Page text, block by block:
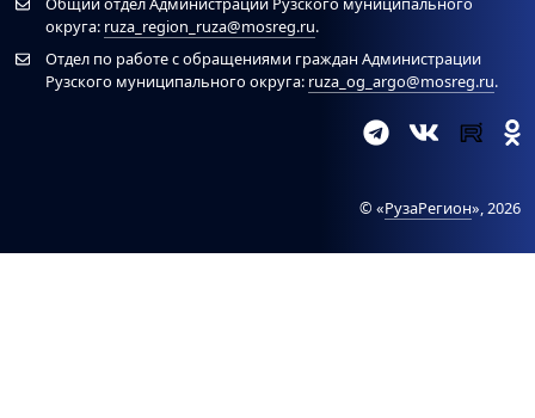
округа: ruza_region_ruza@mosreg.ru.
Отдел по работе с обращениями граждан Администрации
Рузского муниципального округа: ruza_og_argo@mosreg.ru.
© «РузаРегион», 2026